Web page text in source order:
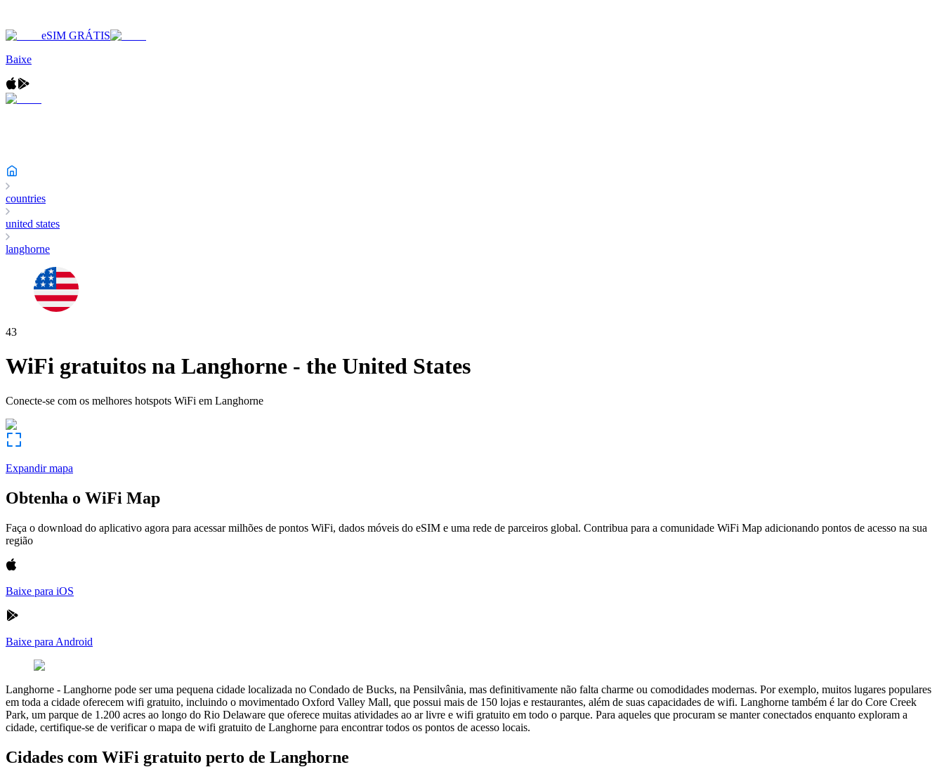
eSIM GRÁTIS
Baixe
countries
united states
langhorne
43
WiFi gratuitos na Langhorne - the United States
Conecte-se com os melhores hotspots WiFi em Langhorne
Expandir mapa
Obtenha o WiFi Map
Faça o download do aplicativo agora para acessar milhões de pontos WiFi, dados móveis do eSIM e uma rede de parceiros global. Contribua para a comunidade WiFi Map adicionando pontos de acesso na sua
região
Baixe para iOS
Baixe para Android
Langhorne - Langhorne pode ser uma pequena cidade localizada no Condado de Bucks, na Pensilvânia, mas definitivamente não falta charme ou comodidades modernas. Por exemplo, muitos lugares populares
em toda a cidade oferecem wifi gratuito, incluindo o movimentado Oxford Valley Mall, que possui mais de 150 lojas e restaurantes, além de suas capacidades de wifi. Langhorne também é lar do Core Creek
Park, um parque de 1.200 acres ao longo do Rio Delaware que oferece muitas atividades ao ar livre e wifi gratuito em todo o parque. Para aqueles que procuram se manter conectados enquanto exploram a
cidade, certifique-se de verificar o mapa de wifi gratuito de Langhorne para encontrar todos os pontos de acesso locais.
Cidades com WiFi gratuito perto de Langhorne